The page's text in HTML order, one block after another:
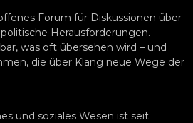
Forum für Diskussionen über
Herausforderungen.
was oft übersehen wird – und
die über Klang neue Wege der
und soziales Wesen ist seit